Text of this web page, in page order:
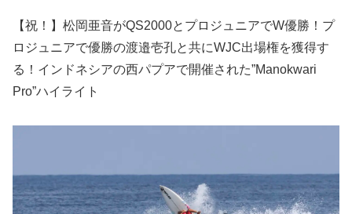
【祝！】松岡亜音がQS2000とプロジュニアでW優勝！プ
ロジュニアで優勝の渡邉壱孔と共にWJC出場権を獲得す
る！インドネシアの西パプアで開催された”Manokwari
Pro”ハイライト